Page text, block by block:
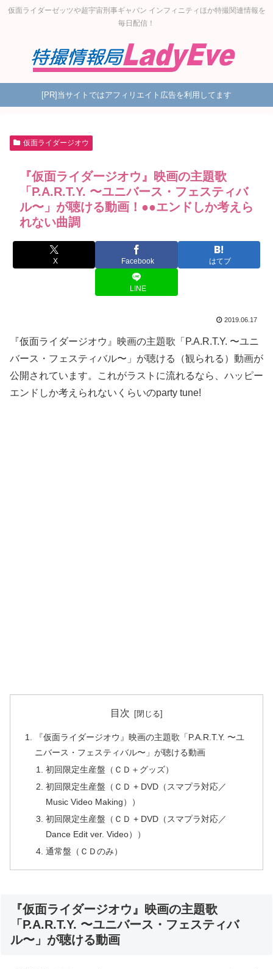
仮面ライダーゼッツや超宇宙刑事ギャバン インフィニティほか特撮関連情報を
毎日配信！
[PR]当サイトではアフィリエイト広告を利用してます
仮面ライダージオウ
『仮面ライダージオウ』映画の主題歌
「P.A.R.T.Y. 〜ユニバース・フェスティバ
ル〜」が聴ける動画！●●エンドしか考えら
れない曲調
X Facebook はてブ
LINE
2019.06.17
『仮面ライダージオウ』映画の主題歌「P.A.R.T.Y. 〜ユニ
バース・フェスティバル〜」が聴ける（観られる）動画が
公開されています。これがラストに流れるなら、ハッピー
エンドしか考えられないくらいのparty tune!
目次
『仮面ライダージオウ』映画の主題歌「P.A.R.T.Y. 〜ユ
ニバース・フェスティバル〜」が聴ける動画
初回限定生産盤（ＣＤ＋グッズ）
初回限定生産盤（ＣＤ + DVD（スマプラ対応／
Music Video Making））
初回限定生産盤（ＣＤ + DVD（スマプラ対応／
Dance Edit ver. Video））
通常盤（ＣＤのみ）
『仮面ライダージオウ』映画の主題歌
「P.A.R.T.Y. 〜ユニバース・フェスティバ
ル〜」が聴ける動画